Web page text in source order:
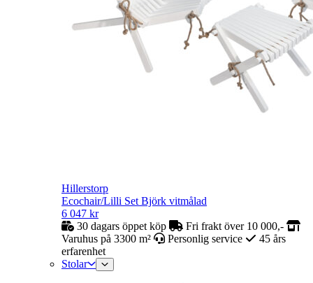
Hillerstorp
Ecochair/Lilli Set Björk vitmålad
6 047 kr
30 dagars öppet köp
Fri frakt över 10 000,-
Varuhus på 3300 m²
Personlig service
45 års
erfarenhet
Stolar